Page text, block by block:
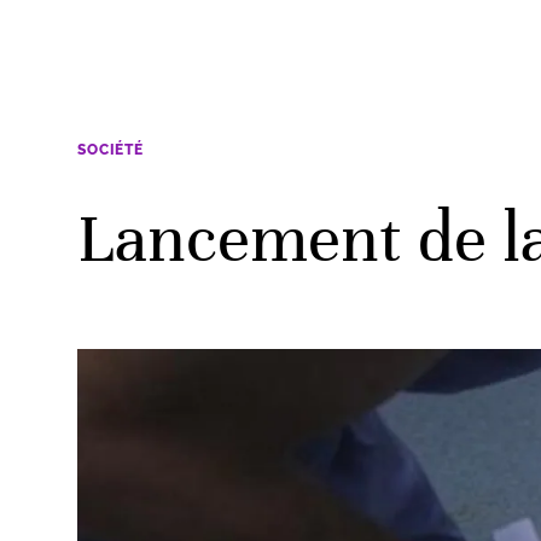
SOCIÉTÉ
Lancement de